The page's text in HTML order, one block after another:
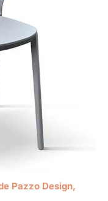
Pazzo Design,